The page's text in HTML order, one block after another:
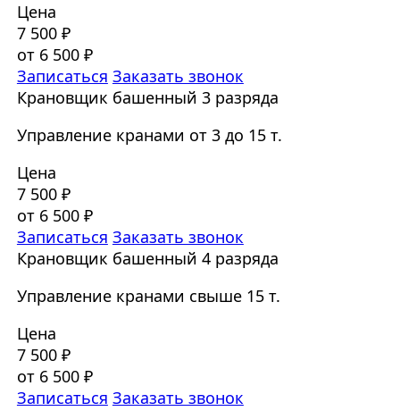
Цена
7 500 ₽
от 6 500 ₽
Записаться Заказать звонок
Крановщик башенный 3 разряда
Управление кранами от 3 до 15 т.
Цена
7 500 ₽
от 6 500 ₽
Записаться Заказать звонок
Крановщик башенный 4 разряда
Управление кранами свыше 15 т.
Цена
7 500 ₽
от 6 500 ₽
Записаться Заказать звонок